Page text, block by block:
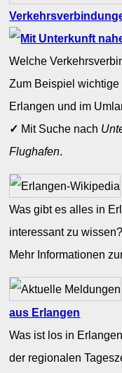
Welche
Zum Beispiel
Erlangen und im
✓ Mit Suche nach
Flughafen.
Was gibt es alles in
interessant zu wissen?
Mehr Informationen
aus Erlangen
Was ist los in
der regionalen